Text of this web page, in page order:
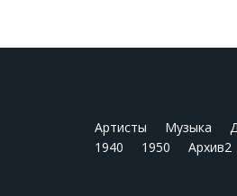
Артисты Музыка
1940
1950 Архив2